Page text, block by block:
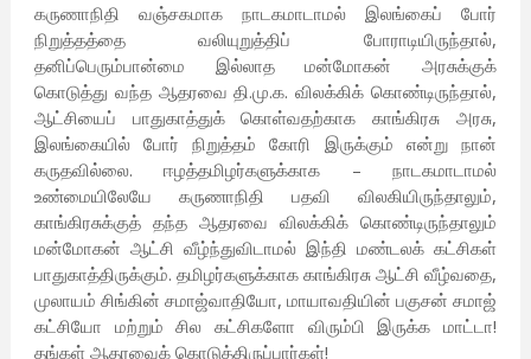
கருணாநிதி வஞ்சகமாக நாடகமாடாமல் இலங்கைப் போர்
நிறுத்தத்தை வலியுறுத்திப் போராடியிருந்தால்,
தனிப்பெரும்பான்மை இல்லாத மன்மோகன் அரசுக்குக்
கொடுத்து வந்த ஆதரவை தி.மு.க. விலக்கிக் கொண்டிருந்தால்,
ஆட்சியைப் பாதுகாத்துக் கொள்வதற்காக காங்கிரசு அரசு,
இலங்கையில் போர் நிறுத்தம் கோரி இருக்கும் என்று நான்
கருதவில்லை. ஈழத்தமிழர்களுக்காக – நாடகமாடாமல்
உண்மையிலேயே கருணாநிதி பதவி விலகியிருந்தாலும்,
காங்கிரசுக்குத் தந்த ஆதரவை விலக்கிக் கொண்டிருந்தாலும்
மன்மோகன் ஆட்சி வீழ்ந்துவிடாமல் இந்தி மண்டலக் கட்சிகள்
பாதுகாத்திருக்கும். தமிழர்களுக்காக காங்கிரசு ஆட்சி வீழ்வதை,
முலாயம் சிங்கின் சமாஜ்வாதியோ, மாயாவதியின் பகுசன் சமாஜ்
கட்சியோ மற்றும் சில கட்சிகளோ விரும்பி இருக்க மாட்டா!
தங்கள் ஆதரவைக் கொடுத்திருப்பார்கள்!